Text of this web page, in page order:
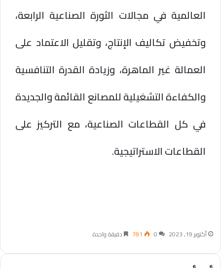
العالمية في مجالات الثورة الصناعية الرابعة،
وتخفيض تكاليف الإنتاج، وتقليل الاعتماد على
العمالة غير الماهرة، وزيادة القدرة التنافسية
والكفاءة التشغيلية للمصانع القائمة والجديدة
في كل القطاعات الصناعية، مع التركيز على
القطاعات الاستراتيجية.
أكتوبر 19, 2023 0
781 دقيقة واحدة